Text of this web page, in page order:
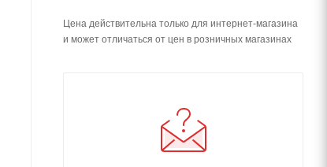
Цена действительна только для интернет-магазина
и может отличаться от цен в розничных магазинах